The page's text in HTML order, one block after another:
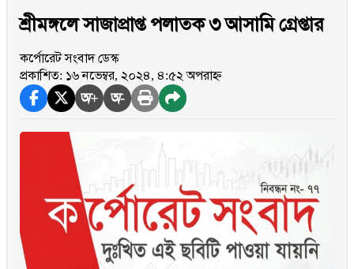
শ্রীমঙ্গলে সাজাপ্রাপ্ত পলাতক ৩ আসামি গ্রেপ্তার
কর্পোরেট সংবাদ ডেস্ক
প্রকাশিত: ১৬ নভেম্বর, ২০২৪, ৪:৫২ অপরাহ্ন
অ+ অ-